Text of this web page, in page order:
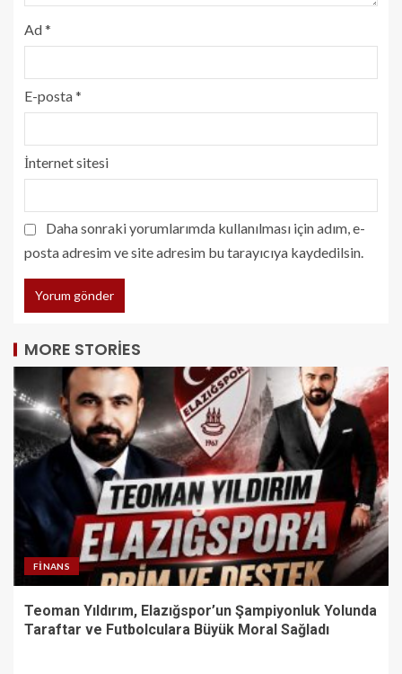
Ad*
E-posta*
İnternet sitesi
Daha sonraki yorumlarımda kullanılması için adım, e-
posta adresim ve site adresim bu tarayıcıya kaydedilsin.
MORE STORIES
FINANS
Teoman Yıldırım, Elazığspor’un Şampiyonluk Yolunda
Taraftar ve Futbolculara Büyük Moral Sağladı